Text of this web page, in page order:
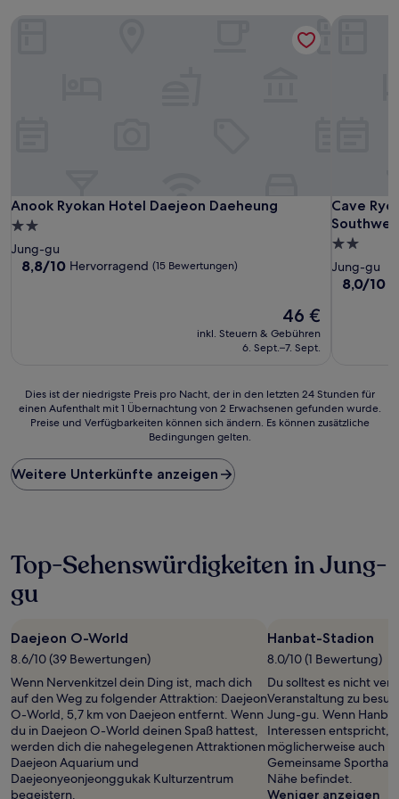
Anook Ryokan Hotel Daejeon Daeheung
Anook Ryokan Hotel Daejeon Daeheung
2.0-
Sterne-
Unterkunft
Jung-gu
8.8
8,8/10 Hervorragend (15 Bewertungen)
Der
Preis
beträgt
46 €
inkl. Steuern & Gebühren
6. Sept.–7. Sept.
Cave
Cave
2.0-
Sterne-
Jung-gu
8.0
8,0/10
Dies
ist
Preis
pro
Nacht,
letzten
24 Stunden
für
einen
mit
1 Übernachtung
von
2 Erwachsenen
gefunden
wurde.
Preise
und
Verfügbarkeiten
können
sich
Dies ist der niedrigste Preis pro Nacht, der in den letzten 24 Stunden für
einen Aufenthalt mit 1 Übernachtung von 2 Erwachsenen gefunden wurde.
Preise und Verfügbarkeiten können sich ändern. Es können zusätzliche
Bedingungen gelten.
Weitere Unterkünfte anzeigen
Top-Sehenswürdigkeiten in Jung-
gu
Daejeon O-World
8.6/10 (39 Bewertungen)
Wenn Nervenkitzel dein Ding ist, mach dich
auf den Weg zu folgender Attraktion: Daejeon
O-World, 5,7 km von Daejeon entfernt. Wenn
du in Daejeon O-World deinen Spaß hattest,
werden dich die nahegelegenen Attraktionen
Daejeon Aquarium und
Daejeonyeonjeonggukak Kulturzentrum
begeistern.
Hanbat-Stadion
8.0/10 (1 Bewertung)
Du solltest es nicht
Veranstaltung zu
Jung-gu. Wenn
Interessen entspricht,
möglicherweise auch
Gemeinsame
Nähe befindet.
Weniger anzeigen